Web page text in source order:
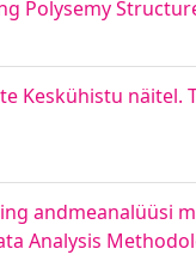
Polysemy
Keskühistu
andmeanalüüsi
Analysis